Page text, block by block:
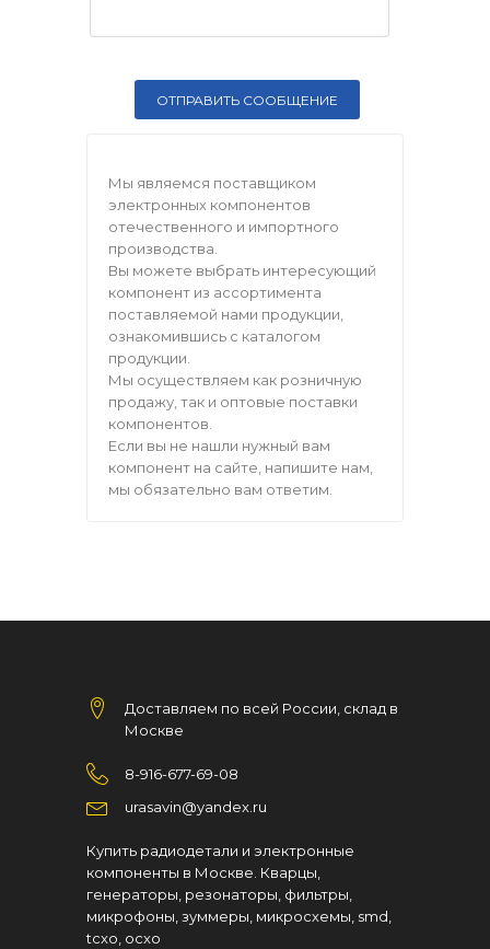
Мы являемся поставщиком
электронных компонентов
отечественного и импортного
производства.
Вы можете выбрать интересующий
компонент из ассортимента
поставляемой нами продукции,
ознакомившись с каталогом
продукции.
Мы осуществляем как розничную
продажу, так и оптовые поставки
компонентов.
Если вы не нашли нужный вам
компонент на сайте, напишите нам,
мы обязательно вам ответим.
Доставляем по всей России, склад в
Москве
8-916-677-69-08
urasavin@yandex.ru
Купить радиодетали и электронные
компоненты в Москве. Кварцы,
генераторы, резонаторы, фильтры,
микрофоны, зуммеры, микросхемы, smd,
tcxo, ocxo